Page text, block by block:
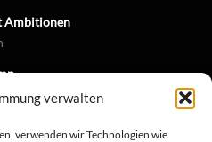
verwalten
verwenden wir Technologien wie
Ambitionen